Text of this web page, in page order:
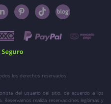
los derechos reservados.
del usuario del sitio, de acuerdo a los
realiza reservaciones legítimas y